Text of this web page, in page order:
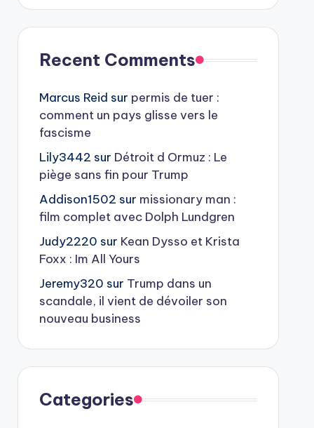
Recent Comments
Marcus Reid sur permis de tuer :
comment un pays glisse vers le
fascisme
Lily3442 sur Détroit d Ormuz : Le
piège sans fin pour Trump
Addison1502 sur missionary man :
film complet avec Dolph Lundgren
Judy2220 sur Kean Dysso et Krista
Foxx : Im All Yours
Jeremy320 sur Trump dans un
scandale, il vient de dévoiler son
nouveau business
Categories